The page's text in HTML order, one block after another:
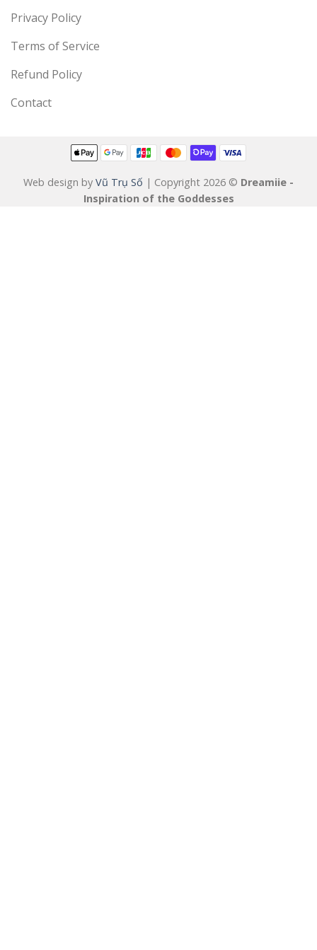
Privacy Policy
Terms of Service
Refund Policy
Contact
Web design by Vũ Trụ Số | Copyright 2026 © Dreamiie -
Inspiration of the Goddesses